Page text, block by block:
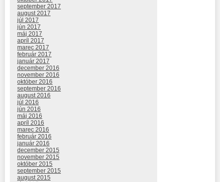
september 2017
august 2017
júl 2017
jún 2017
máj 2017
apríl 2017
marec 2017
február 2017
január 2017
december 2016
november 2016
október 2016
september 2016
august 2016
júl 2016
jún 2016
máj 2016
apríl 2016
marec 2016
február 2016
január 2016
december 2015
november 2015
október 2015
september 2015
august 2015